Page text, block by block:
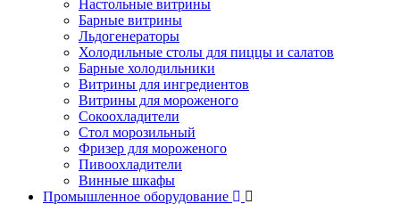
Настольные витрины
Барные витрины
Льдогенераторы
Холодильные столы для пиццы и салатов
Барные холодильники
Витрины для ингредиентов
Витрины для мороженого
Сокоохладители
Стол морозильный
Фризер для мороженого
Пивоохладители
Винные шкафы
Промышленное оборудование